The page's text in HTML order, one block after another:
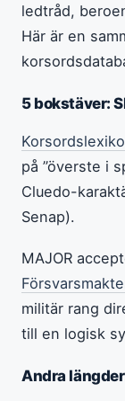
ledtråd,
Här är en
5 bokstäver:
på ”överste i
Cluedo-
Senap).
MAJOR
militär rang
till en logisk
Andra